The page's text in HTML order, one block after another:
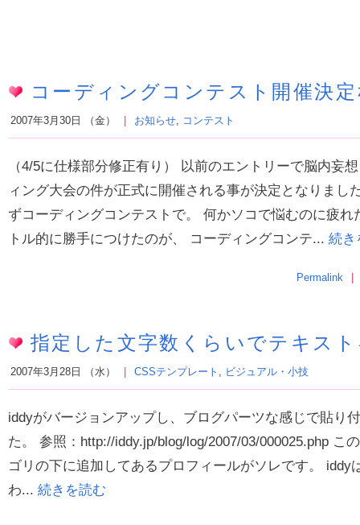
コーディングコンテスト開催決
2007年3月30日 （金） お知らせ, コンテスト
（4/5に仕様部分修正有り） 以前のエントリーで脳内妄
ィング大会の件が正式に開催される事が決定となりまし
ずコーディングコンテストで。 何かソコで悩むのに疲
トル的に勝手につけたのが、 コーディングコンテ... 続き
Permalink
指定した文字数くらいでテキス
2007年3月28日 （水） CSSテンプレート ビジュアル・小技
iddyがバージョンアップし、ブログパーツな感じで貼り
た。 参照：http://iddy.jp/blog/log/2007/03/000025.php こ
ゴリの下に追加してあるプロフィールがソレです。 iddy
わ... 続きを読む